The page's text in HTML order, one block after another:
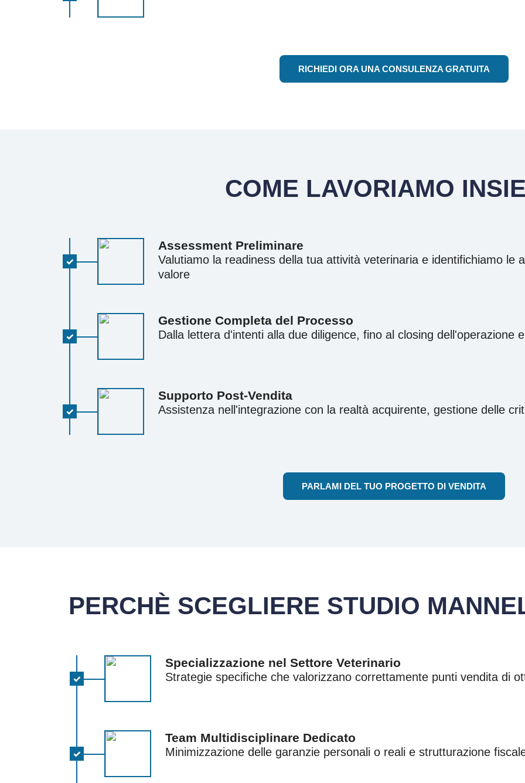
RICHIEDI ORA UNA CONSULENZA GRATUITA
COME LAVORIAMO
Assessment Preliminare
Valutiamo la readiness della tua attività veterinaria e identifichiamo le
valore
Gestione Completa del Processo
Dalla lettera d'intenti alla due diligence, fino al closing dell'operazione
Supporto Post‑Vendita
Assistenza nell'integrazione con la realtà acquirente, gestione delle
PARLAMI DEL TUO PROGETTO DI VENDITA
PERCHÈ SCEGLIERE STUDIO
Specializzazione nel Settore Veterinario
Strategie specifiche che valorizzano correttamente punti vendita di
Team Multidisciplinare Dedicato
Minimizzazione delle garanzie personali o reali e strutturazione